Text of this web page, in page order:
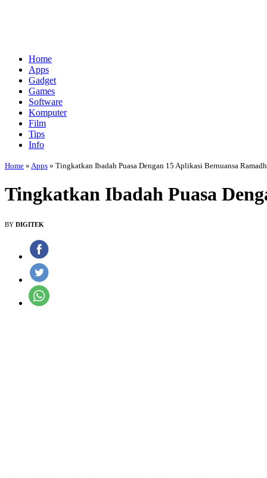
Home
Apps
Gadget
Games
Software
Komputer
Film
Tips
Info
Home » Apps » Tingkatkan Ibadah Puasa Dengan 15 Aplikasi Bernuansa
Tingkatkan Ibadah Puasa
BY DIGITEK